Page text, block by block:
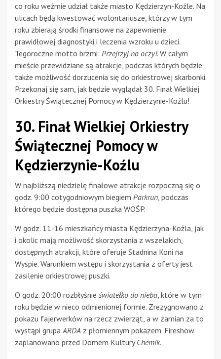
co roku weźmie udział także miasto Kędzierzyn-Koźle. Na
ulicach będą kwestować wolontariusze, którzy w tym
roku zbierają środki finansowe na zapewnienie
prawidłowej diagnostyki i leczenia wzroku u dzieci.
Tegoroczne motto brzmi: Przejrzyj na oczy!. W całym
mieście przewidziane są atrakcje, podczas których będzie
także możliwość dorzucenia się do orkiestrowej skarbonki.
Przekonaj się sam, jak będzie wyglądał 30. Finał Wielkiej
Orkiestry Świątecznej Pomocy w Kędzierzynie-Koźlu!
30. Finał Wielkiej Orkiestry
Świątecznej Pomocy w
Kędzierzynie-Koźlu
W najbliższą niedzielę finałowe atrakcje rozpoczną się o
godz. 9:00 cotygodniowym biegiem Parkrun , podczas
którego będzie dostępna puszka WOŚP.
W godz. 11-16 mieszkańcy miasta Kędzierzyna-Koźla, jak
i okolic mają możliwość skorzystania z wszelakich,
dostępnych atrakcji, które oferuje Stadnina Koni na
Wyspie. Warunkiem wstępu i skorzystania z oferty jest
zasilenie orkiestrowej puszki.
O godz. 20:00 rozbłyśnie światełko do nieba , które w tym
roku będzie w nieco odmienionej formie. Zrezygnowano z
pokazu fajerwerków na rzecz zwierząt, a w zamian za to
wystąpi grupa ARDA z płomiennym pokazem. Fireshow
zaplanowano przed Domem KulturyChemik.